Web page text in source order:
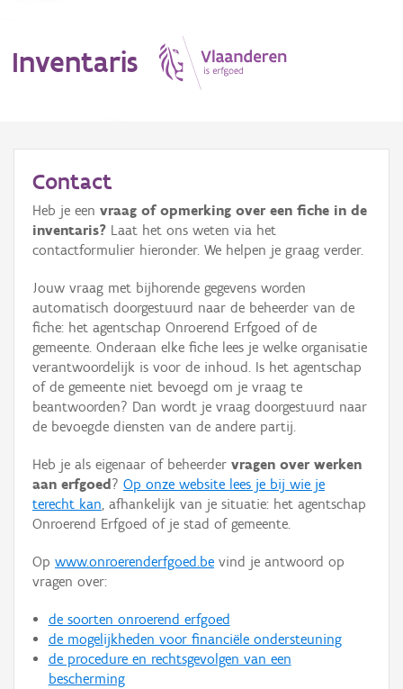
Inventaris
Erfgoedobject
Aanduidingsobject
Waarneming
Thema
Gebeurtenis
Persoon of collectief
Hergebruik
Aanmelden
Contact
Heb je een vraag of opmerking over een fiche in de
inventaris? Laat het ons weten via het
contactformulier hieronder. We helpen je graag verder.
Jouw vraag met bijhorende gegevens worden
automatisch doorgestuurd naar de beheerder van de
fiche: het agentschap Onroerend Erfgoed of de
gemeente. Onderaan elke fiche lees je welke organisatie
verantwoordelijk is voor de inhoud. Is het agentschap
of de gemeente niet bevoegd om je vraag te
beantwoorden? Dan wordt je vraag doorgestuurd naar
de bevoegde diensten van de andere partij.
Heb je als eigenaar of beheerder vragen over werken
aan erfgoed ? Op onze website lees je bij wie je
terecht kan, afhankelijk van je situatie: het agentschap
Onroerend Erfgoed of je stad of gemeente.
Op www.onroerenderfgoed.be vind je antwoord op
vragen over:
de soorten onroerend erfgoed
de mogelijkheden voor financiële ondersteuning
de procedure en rechtsgevolgen van een
bescherming